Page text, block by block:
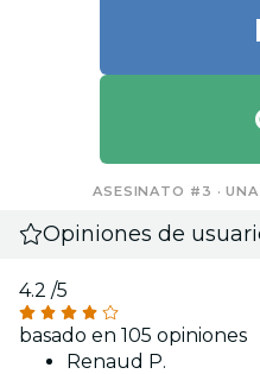
ASESINATO #3 ·
Opiniones de
4.2 /5
basado en 105 opiniones
Renaud P.